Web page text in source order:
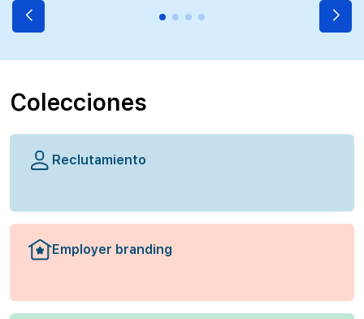
Colecciones
Reclutamiento
Employer branding